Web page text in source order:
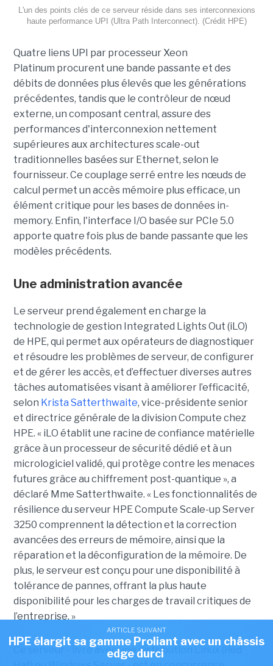
L'un des points clés de ce serveur réside dans ses interconnexions
haute performance UPI (Ultra Path Interconnect). (Crédit HPE)
Quatre liens UPI par processeur Xeon
Platinum procurent une bande passante et des
débits de données plus élevés que les générations
précédentes, tandis que le contrôleur de nœud
externe, un composant central, assure des
performances d'interconnexion nettement
supérieures aux architectures scale-out
traditionnelles basées sur Ethernet, selon le
fournisseur. Ce couplage serré entre les nœuds de
calcul permet un accès mémoire plus efficace, un
élément critique pour les bases de données in-
memory. Enfin, l'interface I/O basée sur PCIe 5.0
apporte quatre fois plus de bande passante que les
modèles précédents.
Une administration avancée
Le serveur prend également en charge la
technologie de gestion Integrated Lights Out (iLO)
de HPE, qui permet aux opérateurs de diagnostiquer
et résoudre les problèmes de serveur, de configurer
et de gérer les accès, et d’effectuer diverses autres
tâches automatisées visant à améliorer l’efficacité,
selon Krista Satterthwaite, vice-présidente senior
et directrice générale de la division Compute chez
HPE. « iLO établit une racine de confiance matérielle
grâce à un processeur de sécurité dédié et à un
micrologiciel validé, qui protège contre les menaces
futures grâce au chiffrement post-quantique », a
déclaré Mme Satterthwaite. « Les fonctionnalités de
résilience du serveur HPE Compute Scale-up Server
3250 comprennent la détection et la correction
avancées des erreurs de mémoire, ainsi que la
réparation et la déconfiguration de la mémoire. De
plus, le serveur est conçu pour une disponibilité à
tolérance de pannes, offrant la plus haute
disponibilité pour les charges de travail critiques de
l’entreprise. »
Ce serveur - livré avec une distribution Linux (Red
ARTICLE SUIVANT
HPE élargit sa gamme Proliant avec un châssis
edge durci